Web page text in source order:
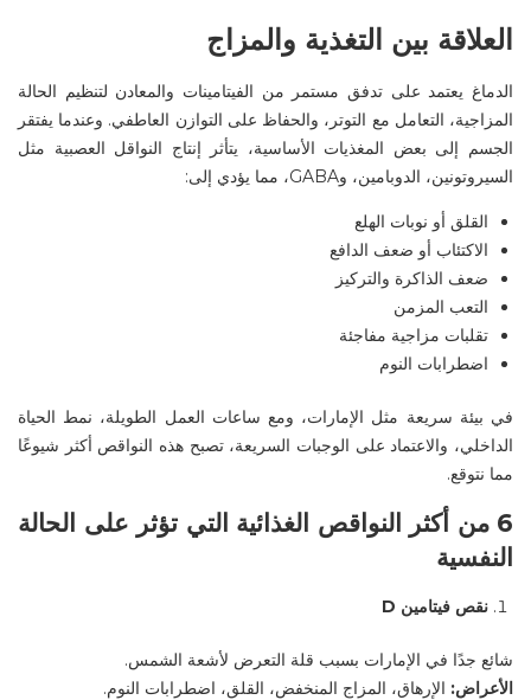
العلاقة بين التغذية والمزاج
الدماغ يعتمد على تدفق مستمر من الفيتامينات والمعادن لتنظيم الحالة
المزاجية، التعامل مع التوتر، والحفاظ على التوازن العاطفي. وعندما يفتقر
الجسم إلى بعض المغذيات الأساسية، يتأثر إنتاج النواقل العصبية مثل
السيروتونين، الدوبامين، وGABA، مما يؤدي إلى:
القلق أو نوبات الهلع
الاكتئاب أو ضعف الدافع
ضعف الذاكرة والتركيز
التعب المزمن
تقلبات مزاجية مفاجئة
اضطرابات النوم
في بيئة سريعة مثل الإمارات، ومع ساعات العمل الطويلة، نمط الحياة
الداخلي، والاعتماد على الوجبات السريعة، تصبح هذه النواقص أكثر شيوعًا
مما نتوقع.
6 من أكثر النواقص الغذائية التي تؤثر على الحالة
النفسية
نقص فيتامين
شائع جدًا في الإمارات بسبب قلة التعرض لأشعة الشمس.
الأعراض: الإرهاق، المزاج المنخفض، القلق، اضطرابات النوم.